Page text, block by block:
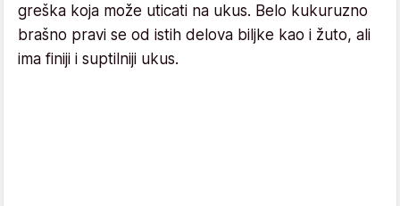
greška koja može uticati na ukus. Belo kukuruzno
brašno pravi se od istih delova biljke kao i žuto, ali
ima finiji i suptilniji ukus.